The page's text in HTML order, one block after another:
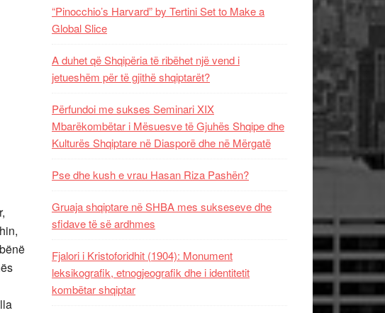
“Pinocchio’s Harvard” by Tertini Set to Make a
Global Slice
A duhet që Shqipëria të ribëhet një vend i
jetueshëm për të gjithë shqiptarët?
Përfundoi me sukses Seminari XIX
Mbarëkombëtar i Mësuesve të Gjuhës Shqipe dhe
Kulturës Shqiptare në Diasporë dhe në Mërgatë
Pse dhe kush e vrau Hasan Riza Pashën?
Gruaja shqiptare në SHBA mes sukseseve dhe
sfidave të së ardhmes
Fjalori i Kristoforidhit (1904): Monument
leksikografik, etnogjeografik dhe i identitetit
kombëtar shqiptar